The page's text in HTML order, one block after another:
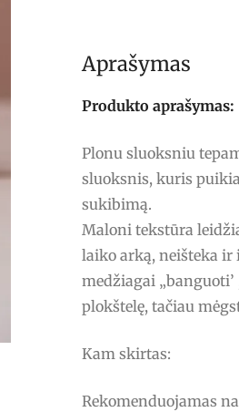
Aprašymas
Produkto aprašymas:
Plonu sluoksniu
sluoksnis, kuris
sukibimą.
Maloni tekstūra
laiko arką, neišteka
medžiagai
plokštelę, tačiau
Kam skirtas:
Rekomenduojamas